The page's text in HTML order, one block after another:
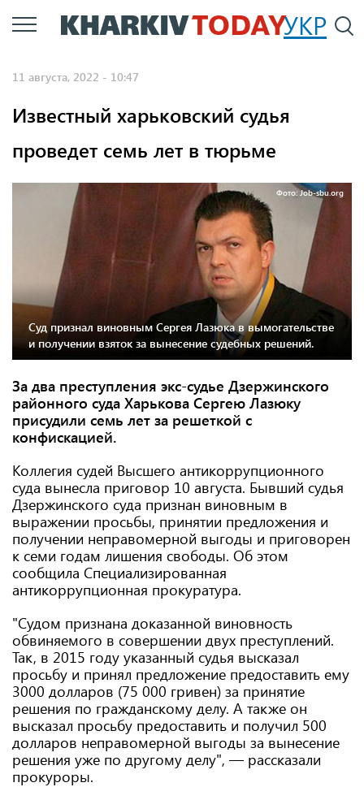
Перейти
к
УКР
11 августа, 2022 - 10:47
Известный харьковский судья
проведет семь лет в тюрьме
Фото: Job-sbu.org
Суд признал виновным Сергея Лазюка в вымогательстве
и получении взяток за вынесение судебных решений.
За два преступления экс-судье Дзержинского
районного суда Харькова Сергею Лазюку
присудили семь лет за решеткой с
конфискацией.
Коллегия судей Высшего антикоррупционного
суда вынесла приговор 10 августа. Бывший судья
Дзержинского суда признан виновным в
выражении просьбы, принятии предложения и
получении неправомерной выгоды и приговорен
к семи годам лишения свободы. Об этом
сообщила Специализированная
антикоррупционная прокуратура.
"Судом признана доказанной виновность
обвиняемого в совершении двух преступлений.
Так, в 2015 году указанный судья высказал
просьбу и принял предложение предоставить ему
3000 долларов (75 000 гривен) за принятие
решения по гражданскому делу. А также он
высказал просьбу предоставить и получил 500
долларов неправомерной выгоды за вынесение
решения уже по другому делу", — рассказали
прокуроры.